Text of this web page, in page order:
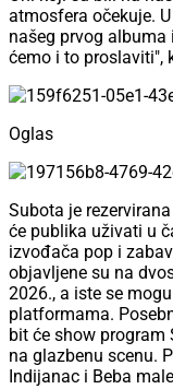
atmosfera očekuje.
našeg prvog
ćemo i to proslaviti",
Oglas
Subota je
će publika uživati u
izvođača pop i
objavljene su na
2026., a iste se
platformama.
bit će show program
na glazbenu scenu.
Indijanac i Beba